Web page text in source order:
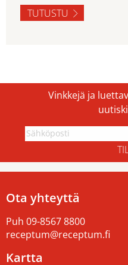
TUTUSTU
Vinkkejä ja
Ota yhteyttä
Puh 09-8567 8800
receptum@receptum.fi
Kartta